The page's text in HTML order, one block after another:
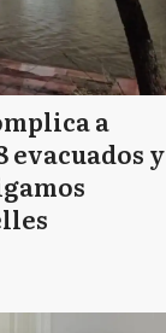
a
evacuados y